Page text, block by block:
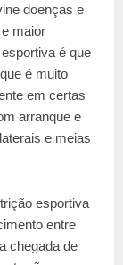
doenças e
maior
é que
é muito
em certas
arranque e
e meias
esportiva
entre
chegada de